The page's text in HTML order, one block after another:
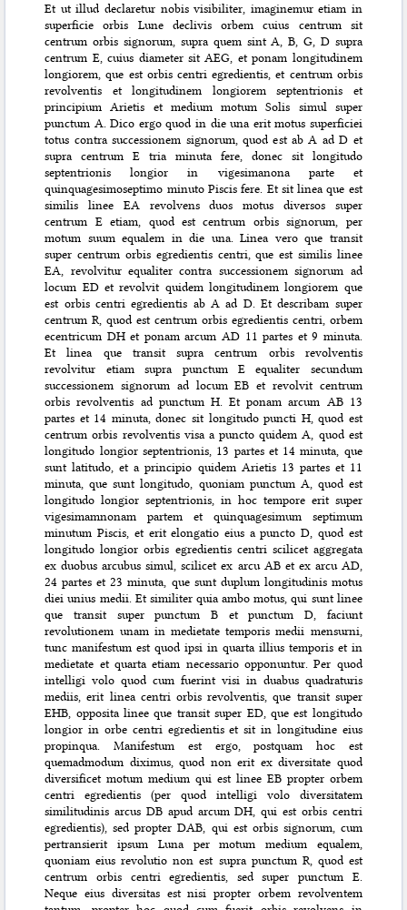
Et ut illud declaretur nobis visibiliter, imaginemur etiam in
superficie orbis Lune declivis orbem cuius centrum sit
centrum orbis signorum, supra quem sint A, B, G, D supra
centrum E, cuius diameter sit AEG, et ponam longitudinem
longiorem, que est orbis centri egredientis, et centrum orbis
revolventis et longitudinem longiorem septentrionis et
principium Arietis et medium motum Solis simul super
punctum A. Dico ergo quod in die una erit motus superficiei
totus contra successionem signorum, quod est ab A ad D et
supra centrum E tria minuta fere, donec sit longitudo
septentrionis longior in vigesimanona parte et
quinquagesimoseptimo minuto Piscis fere. Et sit linea que est
similis linee EA revolvens duos motus diversos super
centrum E etiam, quod est centrum orbis signorum, per
motum suum equalem in die una. Linea vero que transit
super centrum orbis egredientis centri, que est similis linee
EA, revolvitur equaliter contra successionem signorum ad
locum ED et revolvit quidem longitudinem longiorem que
est orbis centri egredientis ab A ad D. Et describam super
centrum R, quod est centrum orbis egredientis centri, orbem
ecentricum DH et ponam arcum AD 11 partes et 9 minuta.
Et linea que transit supra centrum orbis revolventis
revolvitur etiam supra punctum E equaliter secundum
successionem signorum ad locum EB et revolvit centrum
orbis revolventis ad punctum H. Et ponam arcum AB 13
partes et 14 minuta, donec sit longitudo puncti H, quod est
centrum orbis revolventis visa a puncto quidem A, quod est
longitudo longior septentrionis, 13 partes et 14 minuta, que
sunt latitudo, et a principio quidem Arietis 13 partes et 11
minuta, que sunt longitudo, quoniam punctum A, quod est
longitudo longior septentrionis, in hoc tempore erit super
vigesimamnonam partem et quinquagesimum septimum
minutum Piscis, et erit elongatio eius a puncto D, quod est
longitudo longior orbis egredientis centri scilicet aggregata
ex duobus arcubus simul, scilicet ex arcu AB et ex arcu AD,
24 partes et 23 minuta, que sunt duplum longitudinis motus
diei unius medii. Et similiter quia ambo motus, qui sunt linee
que transit super punctum B et punctum D, faciunt
revolutionem unam in medietate temporis medii mensurni,
tunc manifestum est quod ipsi in quarta illius temporis et in
medietate et quarta etiam necessario opponuntur. Per quod
intelligi volo quod cum fuerint visi in duabus quadraturis
mediis, erit linea centri orbis revolventis, que transit super
EHB, opposita linee que transit super ED, que est longitudo
longior in orbe centri egredientis et sit in longitudine eius
propinqua. Manifestum est ergo, postquam hoc est
quemadmodum diximus, quod non erit ex diversitate quod
diversificet motum medium qui est linee EB propter orbem
centri egredientis (per quod intelligi volo diversitatem
similitudinis arcus DB apud arcum DH, qui est orbis centri
egredientis), sed propter DAB, qui est orbis signorum, cum
pertransierit ipsum Luna per motum medium equalem,
quoniam eius revolutio non est supra punctum R, quod est
centrum orbis centri egredientis, sed super punctum E.
Neque eius diversitas est nisi propter orbem revolventem